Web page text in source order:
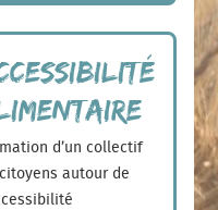
d’un collectif
autour de